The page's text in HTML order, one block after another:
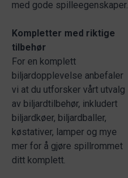
med gode spilleegenskaper.
Kompletter med riktige
tilbehør
For en komplett
biljardopplevelse anbefaler
vi at du utforsker vårt utvalg
av biljardtilbehør, inkludert
biljardkøer, biljardballer,
køstativer, lamper og mye
mer for å gjøre spillrommet
ditt komplett.